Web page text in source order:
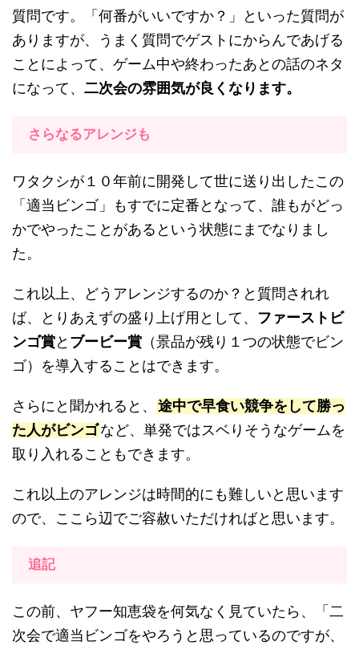
質問です。「何番がいいですか？」といった質問が
ありますが、うまく質問でゲストにからんであげる
ことによって、ゲーム中や終わったあとの話のネタ
になって、 二次会の雰囲気が良くなります。
さらなるアレンジも
ワタクシが１０年前に開発して世に送り出したこの
「適当ビンゴ」もすでに定番となって、誰もがどっ
かでやったことがあるという状態にまでなりまし
た。
これ以上、どうアレンジするのか？と質問されれ
ば、とりあえずの盛り上げ用として、 ファーストビ
ンゴ賞と ブービー賞 （景品が残り１つの状態でビン
ゴ）を導入することはできます。
さらにと聞かれると、 途中で早食い競争をして勝っ
た人がビンゴなど、単発ではスベりそうなゲームを
取り入れることもできます。
これ以上のアレンジは時間的にも難しいと思います
ので、ここら辺でご容赦いただければと思います。
追記
この前、ヤフー知恵袋を何気なく見ていたら、「二
次会で適当ビンゴをやろうと思っているのですが、